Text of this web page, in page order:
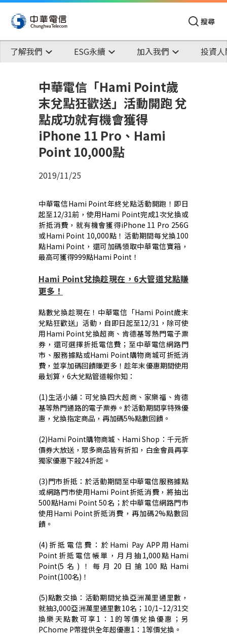
搜尋
了解我們 ESG永續 加入我們 投資
中華電信「Hami Point歲
末兌點狂歡送」活動開跑 兌
點成功就有機會獲得
iPhone 11 Pro、Hami
Point 10,000點
2019/11/25
中華電信Hami Point年終兌點活動開跑！即日
起至12/31前，使用Hami Point完成1次兌換或
折抵消費，就有機會獲得iPhone 11 Pro 256G
或Hami Point 10,000點！活動期間每兌換100
點Hami Point ，還可加碼領取中華電信寶箱，
最高可獲得999點Hami Point ！
Hami Point兌換趁現在， 6大管道兌點賺
更多！
點數兌換趁現在！中華電信「Hami Point歲末
兌點狂歡送」活動，自即日起至12/31 ，除可使
用Hami Point兌換超商、肯德基等熱門電子票
券，還可選擇折抵電信費；至中華電信網路門
市、服務據點或Hami Point購物商城可折抵消
費，並享加碼回饋賺更多！趁年末優惠期間使用
最划算， 6大兌點管道報你知：
(1)生活小舖：可兌換四大超商、家樂福、肯德
基等熱門通路的電子票券。於活動期間享特殊優
惠，兌換指定商品，再加碼5%點數回饋。
(2)Hami Point購物商城、 Hami Shop ：千元折
價券大放送，眾多商品皆有折扣，白金會員再享
獨家優惠下殺24折起。
(3)門市折抵：於活動期間至中華電信服務據點
或網路門市使用Hami Point折抵消費，將抽出
500點Hami Point 50名；於中華電信網路門市
使用Hami Point折抵消費，再加碼2%點數回
饋。
(4) 折抵電信費：於 Hami Pay APP 用 Hami
Point 折抵電信帳單，月月抽 1,000點 Hami
Point(5 名 ) ！每月 20 日搶 100 點 Hami
Point(100名) ！
(5)點數交換：活動期間兌換亞洲萬里通里數，
就抽3,000亞洲萬里通里數10名； 10/1~12/31交
換樂天點數可享1 ： 1 的等價兌換優惠；另
PChome P幣提供全年超優惠1 ： 1等價兌換。